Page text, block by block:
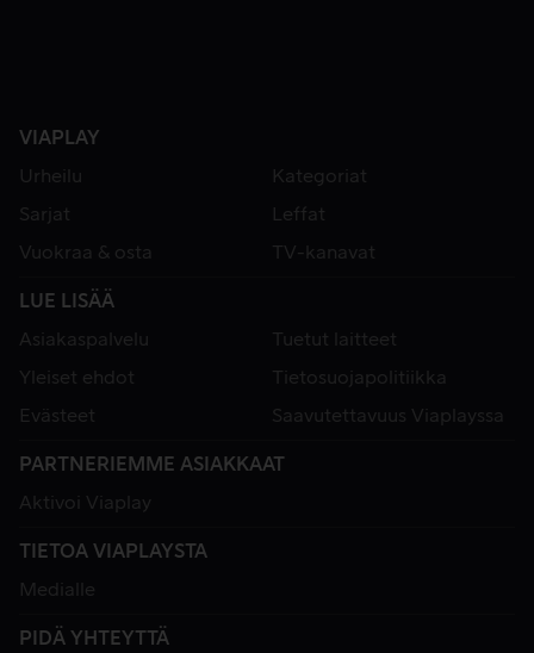
VIAPLAY
Urheilu
Kategoriat
Sarjat
Leffat
Vuokraa & osta
TV-kanavat
LUE LISÄÄ
Asiakaspalvelu
Tuetut laitteet
Yleiset ehdot
Tietosuojapolitiikka
Evästeet
Saavutettavuus Viaplayssa
PARTNERIEMME ASIAKKAAT
Aktivoi Viaplay
TIETOA VIAPLAYSTA
Medialle
PIDÄ YHTEYTTÄ